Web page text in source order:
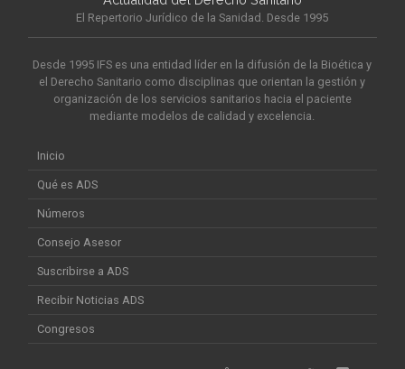
El Repertorio Jurídico de la Sanidad. Desde 1995
Desde 1995 IFS es una entidad líder en la difusión de la Bioética y
el Derecho Sanitario como disciplinas que orientan la gestión y
organización de los servicios sanitarios hacia el paciente
mediante modelos de calidad y excelencia.
Inicio
Qué es ADS
Números
Consejo Asesor
Suscribirse a ADS
Recibir Noticias ADS
Congresos